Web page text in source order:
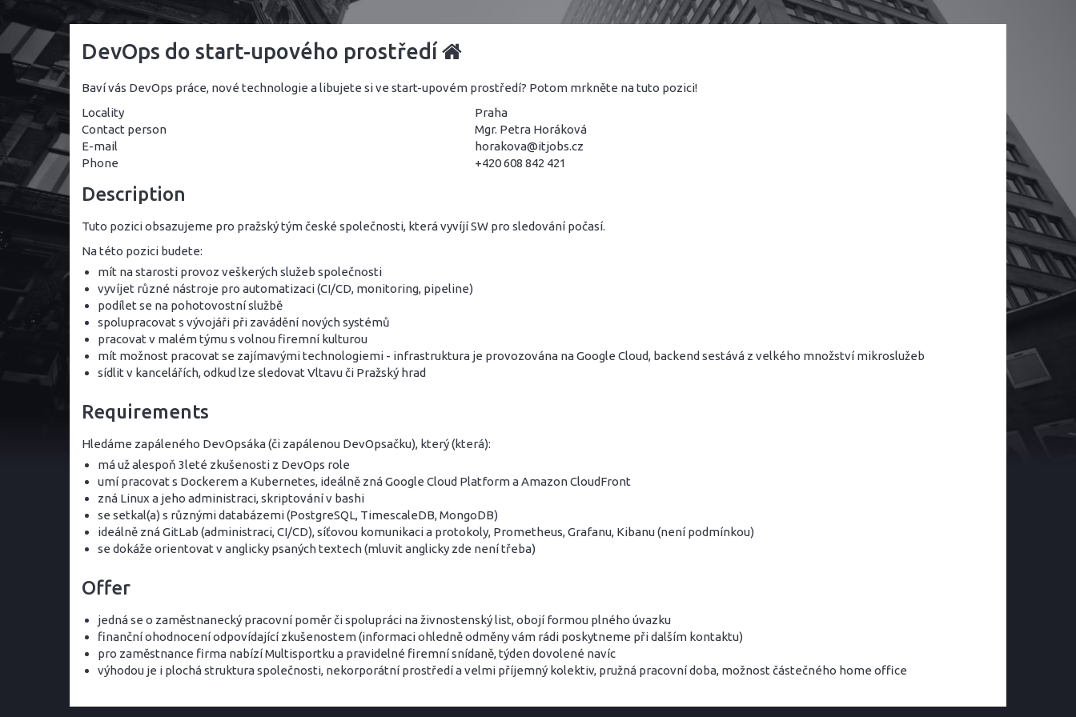
DevOps do start-upového prostředí
Baví vás DevOps práce, nové technologie a libujete si ve start-upovém prostředí? Potom mrkněte na tuto pozici!
Locality
Praha
Contact person
Mgr. Petra Horáková
E-mail
horakova@itjobs.cz
Phone
+420 608 842 421
Description
Tuto pozici obsazujeme pro pražský tým české společnosti, která vyvíjí SW pro sledování počasí.
Na této pozici budete:
mít na starosti provoz veškerých služeb společnosti
vyvíjet různé nástroje pro automatizaci (CI/CD, monitoring, pipeline)
podílet se na pohotovostní službě
spolupracovat s vývojáři při zavádění nových systémů
pracovat v malém týmu s volnou firemní kulturou
mít možnost pracovat se zajímavými technologiemi - infrastruktura je provozována na Google Cloud, backend sestává z velkého množství mikroslužeb
sídlit v kancelářích, odkud lze sledovat Vltavu či Pražský hrad
Requirements
Hledáme zapáleného DevOpsáka (či zapálenou DevOpsačku), který (která):
má už alespoň 3leté zkušenosti z DevOps role
umí pracovat s Dockerem a Kubernetes, ideálně zná Google Cloud Platform a Amazon CloudFront
zná Linux a jeho administraci, skriptování v bashi
se setkal(a) s různými databázemi (PostgreSQL, TimescaleDB, MongoDB)
ideálně zná GitLab (administraci, CI/CD), síťovou komunikaci a protokoly, Prometheus, Grafanu, Kibanu (není podmínkou)
se dokáže orientovat v anglicky psaných textech (mluvit anglicky zde není třeba)
Offer
jedná se o zaměstnanecký pracovní poměr či spolupráci na živnostenský list, obojí formou plného úvazku
finanční ohodnocení odpovídající zkušenostem (informaci ohledně odměny vám rádi poskytneme při dalším kontaktu)
pro zaměstnance firma nabízí Multisportku a pravidelné firemní snídaně, týden dovolené navíc
výhodou je i plochá struktura společnosti, nekorporátní prostředí a velmi příjemný kolektiv, pružná pracovní doba, možnost částečného home office